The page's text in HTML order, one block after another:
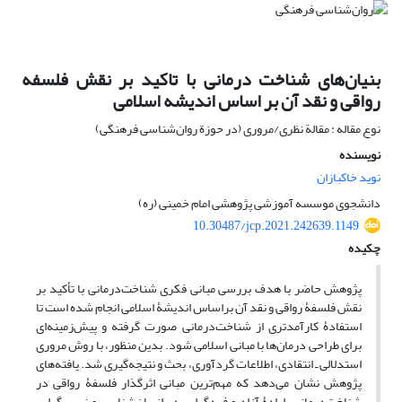
بنیان‌های شناخت درمانی با تاکید بر نقش فلسفه
رواقی و نقد آن بر اساس اندیشه اسلامی
نوع مقاله : مقالة نظری/مروری (در حوزة روان‌شناسی فرهنگی)
نویسنده
نوید خاکبازان
دانشجوی موسسه آموزشی پژوهشی امام خمینی (ره)
10.30487/jcp.2021.242639.1149
چکیده
پژوهش حاضر با هدف بررسی مبانی فکری شناخت‎‌درمانی با تأکید بر
نقش فلسفۀ رواقی و نقد آن بر‎‌اساس اندیشۀ اسلامی انجام شده است تا
استفادۀ کارآمدتری از شناخت‎‌درمانی صورت گرفته و پیش‎‌زمینه‎‌ای
برای طراحی درمان‎‌ها با مبانی اسلامی شود. بدین منظور، با روش مروری
استدلالی ـ انتقادی، اطلاعات گردآوری، بحث و نتیجه‎‌گیری شد. یافته‎‌های
پژوهش نشان می‎‌دهد که مهم‎‌ترین مبانی اثرگذار فلسفۀ رواقی در